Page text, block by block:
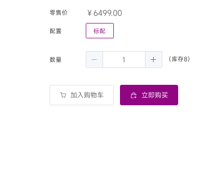
零售价 6499.00
配置 标配
数量 （库存8）
加入购物车 立即购买